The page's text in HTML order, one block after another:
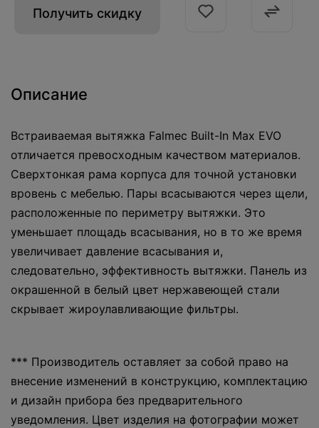
Получить скидку
Описание
Встраиваемая вытяжка Falmec Built-In Max EVO
отличается превосходным качеством материалов.
Сверхтонкая рама корпуса для точной установки
вровень с мебелью. Пары всасываются через щели,
расположенные по периметру вытяжки. Это
уменьшает площадь всасывания, но в то же время
увеличивает давление всасывания и,
следовательно, эффективность вытяжки. Панель из
окрашенной в белый цвет нержавеющей стали
скрывает жироулавливающие фильтры.
*** Производитель оставляет за собой право на
внесение изменений в конструкцию, комплектацию
и дизайн прибора без предварительного
уведомления. Цвет изделия на фотографии может